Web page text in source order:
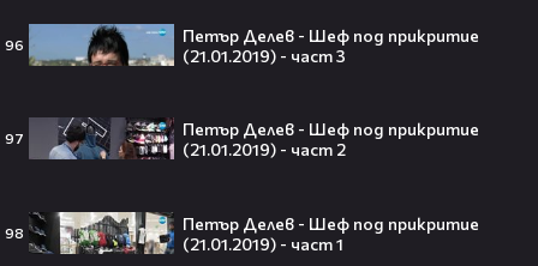
96
Петър Делев - Шеф под прикритие
(21.01.2019) - част 3
97
Петър Делев - Шеф под прикритие
(21.01.2019) - част 2
98
Петър Делев - Шеф под прикритие
(21.01.2019) - част 1
Трагедия разтърси Холивуд:
Ламин Ямал: Момчето, което
покори света на 19 — историята